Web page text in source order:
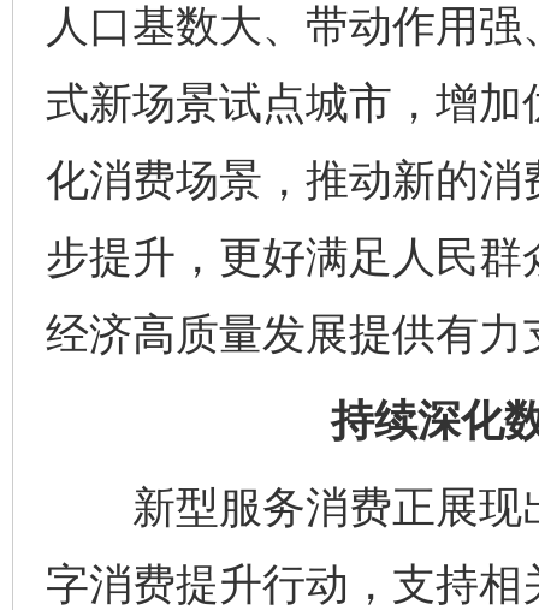
人口基数大、带动作用
式新场景试点城市，增
化消费场景，推动新的
步提升，更好满足人民
经济高质量发展提供有力
持续深化
新型服务消费正展现
字消费提升行动，支持